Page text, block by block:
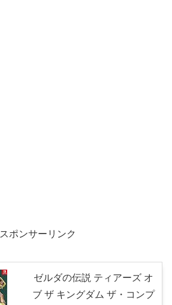
スポンサーリンク
ゼルダの伝説 ティアーズ オ
ブ ザ キングダム ザ・コンプ